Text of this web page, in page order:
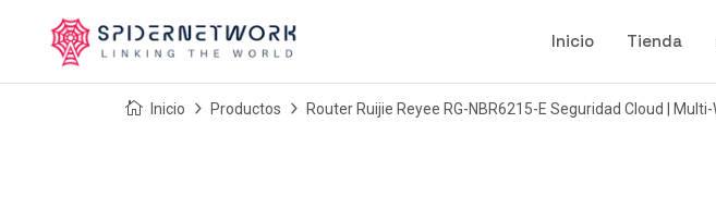
Inicio Tienda
Inicio Productos Router Ruijie Reyee RG-NBR6215-E Seguridad Cloud |